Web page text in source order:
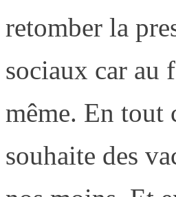
retomber la
sociaux car au
même. En tout
souhaite des